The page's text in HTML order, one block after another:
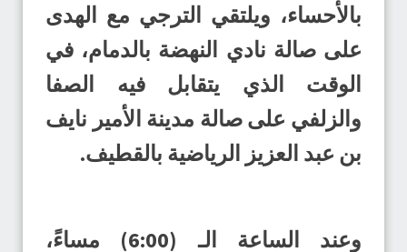
بالأحساء، ويلتقي الترجي مع الهدى
على صالة نادي النهضة بالدمام، في
الوقت الذي يتقابل فيه الصفا
والزلفي على صالة مدينة الأمير نايف
بن عبد العزيز الرياضية بالقطيف.
وعند الساعة الـ (6:00) مساءً،